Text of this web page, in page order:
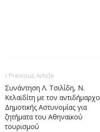
Previous Article
Συνάντηση Λ. Τσιλίδη, Ν.
Κελαϊδίτη με τον αντιδήμαρχο
Δημοτικής Αστυνομίας για
ζητήματα του Αθηναϊκού
τουρισμού